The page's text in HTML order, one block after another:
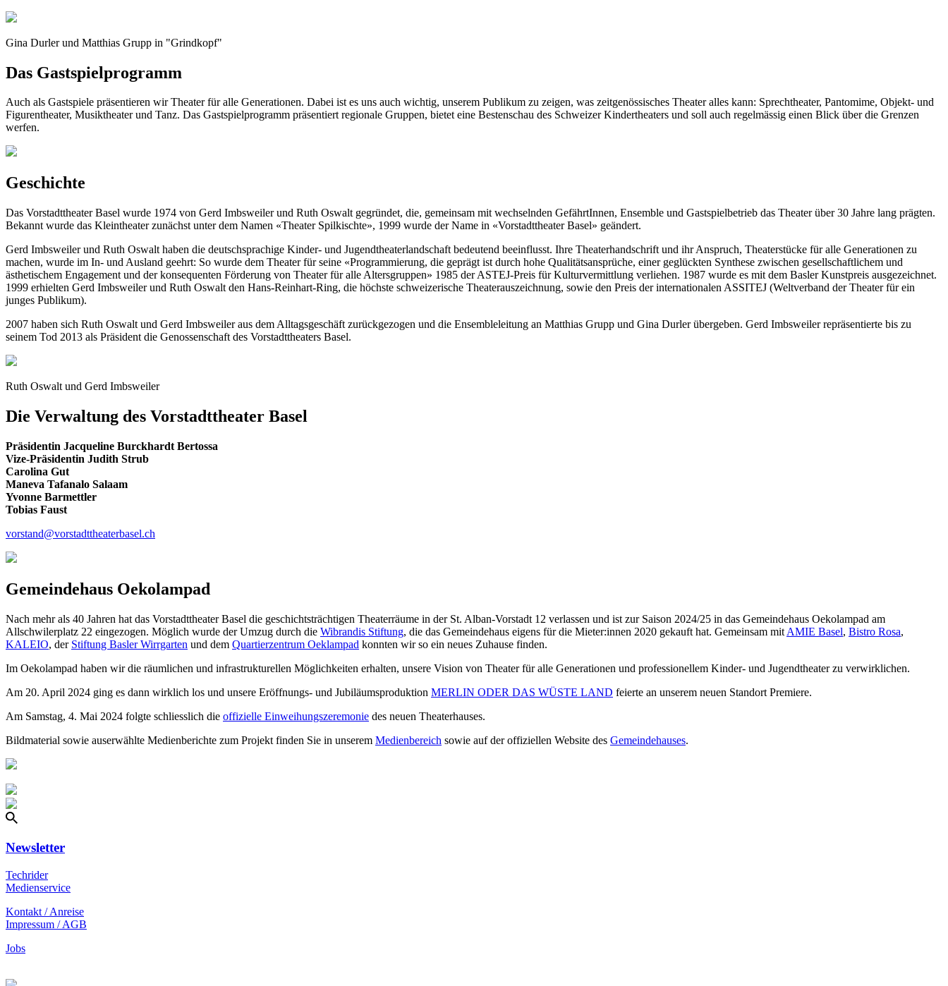
Gina Durler und Matthias Grupp in "Grindkopf"
Das Gastspielprogramm
Auch als Gastspiele präsentieren wir Theater für alle Generationen. Dabei ist es uns auch wichtig, unserem Publikum zu zeigen, was zeitgenössisches Theater alles kann: Sprechtheater, Pantomime, Objekt- und
Figurentheater, Musiktheater und Tanz. Das Gastspielprogramm präsentiert regionale Gruppen, bietet eine Bestenschau des Schweizer Kindertheaters und soll auch regelmässig einen Blick über die Grenzen
werfen.
Geschichte
Das Vorstadttheater Basel wurde 1974 von Gerd Imbsweiler und Ruth Oswalt gegründet, die, gemeinsam mit wechselnden GefährtInnen, Ensemble und Gastspielbetrieb das Theater über 30 Jahre lang prägten.
Bekannt wurde das Kleintheater zunächst unter dem Namen «Theater Spilkischte», 1999 wurde der Name in «Vorstadttheater Basel» geändert.
Gerd Imbsweiler und Ruth Oswalt haben die deutschsprachige Kinder- und Jugendtheaterlandschaft bedeutend beeinflusst. Ihre Theaterhandschrift und ihr Anspruch, Theaterstücke für alle Generationen zu
machen, wurde im In- und Ausland geehrt: So wurde dem Theater für seine «Programmierung, die geprägt ist durch hohe Qualitätsansprüche, einer geglückten Synthese zwischen gesellschaftlichem und
ästhetischem Engagement und der konsequenten Förderung von Theater für alle Altersgruppen» 1985 der ASTEJ-Preis für Kulturvermittlung verliehen. 1987 wurde es mit dem Basler Kunstpreis ausgezeichnet.
1999 erhielten Gerd Imbsweiler und Ruth Oswalt den Hans-Reinhart-Ring, die höchste schweizerische Theaterauszeichnung, sowie den Preis der internationalen ASSITEJ (Weltverband der Theater für ein
junges Publikum).
2007 haben sich Ruth Oswalt und Gerd Imbsweiler aus dem Alltagsgeschäft zurückgezogen und die Ensembleleitung an Matthias Grupp und Gina Durler übergeben. Gerd Imbsweiler repräsentierte bis zu
seinem Tod 2013 als Präsident die Genossenschaft des Vorstadttheaters Basel.
Ruth Oswalt und Gerd Imbsweiler
Die Verwaltung des Vorstadttheater Basel
Präsidentin Jacqueline Burckhardt Bertossa
Vize-Präsidentin Judith Strub
Carolina Gut
Maneva Tafanalo Salaam
Yvonne Barmettler
Tobias Faust
vorstand@vorstadttheaterbasel.ch
Gemeindehaus Oekolampad
Nach mehr als 40 Jahren hat das Vorstadttheater Basel die geschichtsträchtigen Theaterräume in der St. Alban-Vorstadt 12 verlassen und ist zur Saison 2024/25 in das Gemeindehaus Oekolampad am
Allschwilerplatz 22 eingezogen. Möglich wurde der Umzug durch die Wibrandis Stiftung, die das Gemeindehaus eigens für die Mieter:innen 2020 gekauft hat. Gemeinsam mit AMIE Basel, Bistro Rosa,
KALEIO, der Stiftung Basler Wirrgarten und dem Quartierzentrum Oeklampad konnten wir so ein neues Zuhause finden.
Im Oekolampad haben wir die räumlichen und infrastrukturellen Möglichkeiten erhalten, unsere Vision von Theater für alle Generationen und professionellem Kinder- und Jugendtheater zu verwirklichen.
Am 20. April 2024 ging es dann wirklich los und unsere Eröffnungs- und Jubiläumsproduktion MERLIN ODER DAS WÜSTE LAND feierte an unserem neuen Standort Premiere.
Am Samstag, 4. Mai 2024 folgte schliesslich die offizielle Einweihungszeremonie des neuen Theaterhauses.
Bildmaterial sowie auserwählte Medienberichte zum Projekt finden Sie in unserem Medienbereich sowie auf der offiziellen Website des Gemeindehauses.
Newsletter
Techrider
Medienservice
Kontakt / Anreise
Impressum / AGB
Jobs